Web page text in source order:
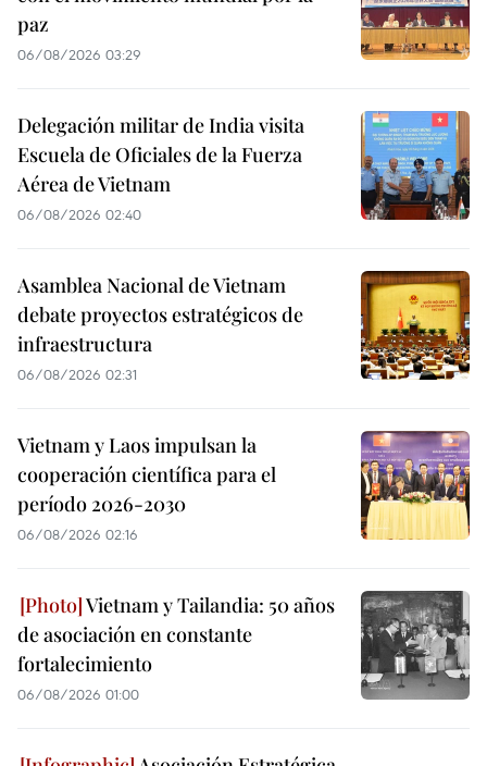
paz
06/08/2026 03:29
Delegación militar de India visita
Escuela de Oficiales de la Fuerza
Aérea de Vietnam
06/08/2026 02:40
Asamblea Nacional de Vietnam
debate proyectos estratégicos de
infraestructura
06/08/2026 02:31
Vietnam y Laos impulsan la
cooperación científica para el
período 2026-2030
06/08/2026 02:16
Vietnam y Tailandia: 50 años
de asociación en constante
fortalecimiento
06/08/2026 01:00